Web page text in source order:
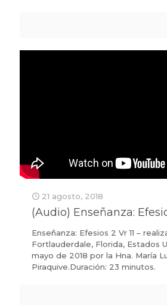
21 agosto, 2018
(Audio) Enseñanza:
Enseñanza: Efesios 2 Vr 11 –
Fortlauderdale, Florida, Estados
mayo de 2018 por la Hna. María
Piraquive.Duración: 23 minutos.